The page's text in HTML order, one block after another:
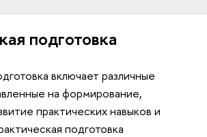
подготовка
включает различные
на формирование,
практических навыков и
подготовка